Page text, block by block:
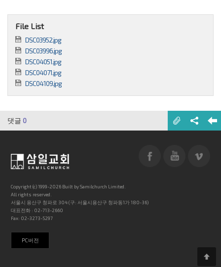
File List
DSC03952.jpg
DSC03996.jpg
DSC04051.jpg
DSC04071.jpg
DSC04109.jpg
댓글 0
Copyright (c) 1999-2026 Built by Samilchurch Limited.
All rights reserved.
서울시 용산구 청파로 304 (구: 서울시용산구 청파동1가 180-36)
대표전화 : 02-713-2660
Fax: 02-3273-5297
PC버전